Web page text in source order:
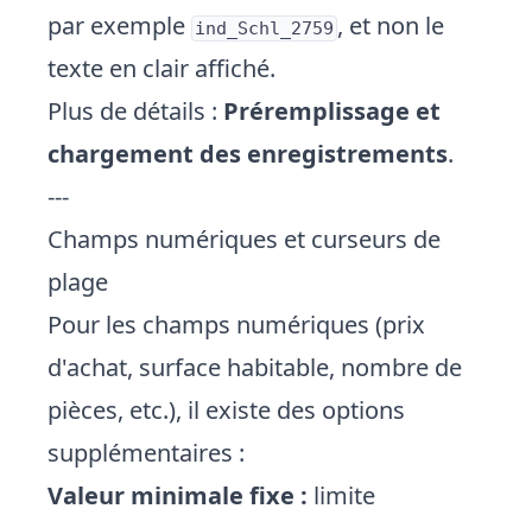
par exemple ind_Schl_2759 , et non le
texte en clair affiché.
Plus de détails : Préremplissage et
chargement des enregistrements.
---
Champs numériques et curseurs de
plage
Pour les champs numériques (prix
d'achat, surface habitable, nombre de
pièces, etc.), il existe des options
supplémentaires :
Valeur minimale fixe : limite